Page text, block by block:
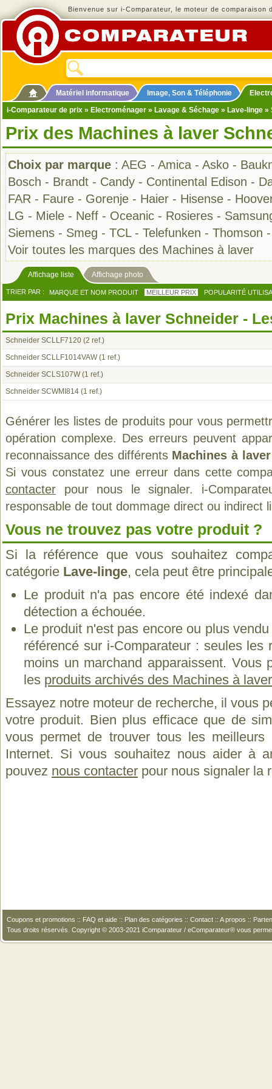
Bienvenue sur i-Comparateur, le moteur de comparaison
Matériel informatique Image, Son & Téléphonie
i-Comparateur de prix » Electroménager » Lavage & Séchage » Lave-linge »
Prix des Machines à laver
Choix par marque : AEG - Amica - Asko -
Bosch - Brandt - Candy - Continental Edison -
FAR - Faure - Gorenje - Haier - Hisense -
LG - Miele - Neff - Oceanic - Rosieres -
Siemens - Smeg - TCL- Telefunken - Thomson
Voir toutes les marques des Machines à laver
Affichage liste Affichage photo
TRIER PAR : MARQUE ET NOM PRODUIT MEILLEUR PRIX POPULARITÉ
Prix Machines à laver Schneider -
Schneider SCLLF7120 (2 ref.)
Schneider SCLLF1014VAW(1 ref.)
Schneider SCLS107W(1 ref.)
Schneider SCWMI814 (1 ref.)
Générer les listes de produits pour vous
opération complexe. Des erreurs peuvent
reconnaissance des différents Machines à laver
Si vous constatez une erreur dans cette
contacter pour nous le signaler. i-
responsable de tout dommage direct ou indirect
Vous ne trouvez pas votre produit ?
Si la référence que vous souhaitez
catégorie Lave-linge, cela peut être
Le produit n'a pas encore été indexé
détection a échouée.
Le produit n'est pas encore ou plus
référencé sur i-Comparateur : seules les
moins un marchand apparaissent. Vous
les produits archivés des Machines à
Essayez notre moteur de recherche, il vous
votre produit. Bien plus efficace que de
vous permet de trouver tous les
Internet. Si vous souhaitez nous aider à
pouvez nous contacter pour nous signaler la
Coupons et promotions :: FAQ et aide :: Plan des catégories :: Contact :: A propos ::
Tous droits réservés. Copyright © 2003-2021 iComparateur / eComparateur® vous